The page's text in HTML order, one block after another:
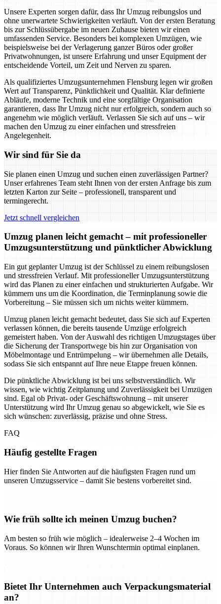
Unsere Experten sorgen dafür, dass Ihr Umzug reibungslos und
ohne unerwartete Schwierigkeiten verläuft. Von der ersten Beratung
bis zur Schlüssübergabe im neuen Zuhause bieten wir einen
umfassenden Service. Besonders bei komplexen Umzügen, wie
beispielsweise bei der Verlagerung ganzer Büros oder großer
Privatwohnungen, ist unsere Erfahrung und unser Equipment der
entscheidende Vorteil, um Zeit und Nerven zu sparen.
Als qualifiziertes Umzugsunternehmen Flensburg legen wir großen
Wert auf Transparenz, Pünktlichkeit und Qualität. Klar definierte
Abläufe, moderne Technik und eine sorgfältige Organisation
garantieren, dass Ihr Umzug nicht nur erfolgreich, sondern auch so
angenehm wie möglich verläuft. Verlassen Sie sich auf uns – wir
machen den Umzug zu einer einfachen und stressfreien
Angelegenheit.
Wir sind für Sie da
Sie planen einen Umzug und suchen einen zuverlässigen Partner?
Unser erfahrenes Team steht Ihnen von der ersten Anfrage bis zum
letzten Karton zur Seite – professionell, transparent und
termingerecht.
Jetzt schnell vergleichen
Umzug planen leicht gemacht – mit professioneller
Umzugsunterstützung und pünktlicher Abwicklung
Ein gut geplanter Umzug ist der Schlüssel zu einem reibungslosen
und stressfreien Verlauf. Mit professioneller Umzugsunterstützung
wird das Planen zu einer einfachen und strukturierten Aufgabe. Wir
kümmern uns um die Koordination, die Terminplanung sowie die
Vorbereitung – Sie müssen sich um nichts weiter kümmern.
Umzug planen leicht gemacht bedeutet, dass Sie sich auf Experten
verlassen können, die bereits tausende Umzüge erfolgreich
gemeistert haben. Von der Auswahl des richtigen Umzugstages über
die Sicherung der Transportwege bis hin zur Organisation von
Möbelmontage und Entrümpelung – wir übernehmen alle Details,
sodass Sie sich entspannt auf Ihre neue Etappe freuen können.
Die pünktliche Abwicklung ist bei uns selbstverständlich. Wir
wissen, wie wichtig Zeitplanung und Zuverlässigkeit bei Umzügen
sind. Egal ob Privat- oder Geschäftswohnung – mit unserer
Unterstützung wird Ihr Umzug genau so abgewickelt, wie Sie es
sich wünschen: zuverlässig, präzise und ohne Stress.
FAQ
Häufig gestellte Fragen
Hier finden Sie Antworten auf die häufigsten Fragen rund um
unseren Umzugsservice – damit Sie bestens vorbereitet sind.
Wie früh sollte ich meinen Umzug buchen?
Am besten so früh wie möglich – idealerweise 2–4 Wochen im
Voraus. So können wir Ihren Wunschtermin optimal einplanen.
Bietet Ihr Unternehmen auch Verpackungsmaterial
an?